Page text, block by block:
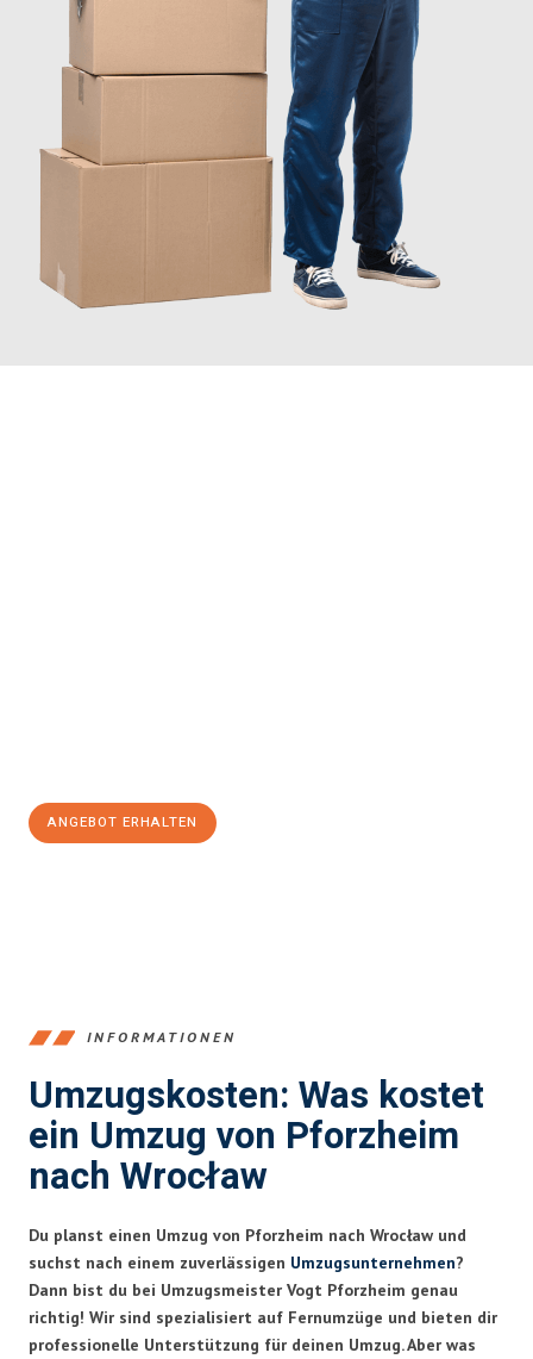
ANGEBOT ERHALTEN
INFORMATIONEN
Umzugskosten: Was kostet
ein Umzug von Pforzheim
nach Wrocław
Du planst einen Umzug von Pforzheim nach Wrocław und
suchst nach einem zuverlässigen Umzugsunternehmen?
Dann bist du bei Umzugsmeister Vogt Pforzheim genau
richtig! Wir sind spezialisiert auf Fernumzüge und bieten dir
professionelle Unterstützung für deinen Umzug. Aber was